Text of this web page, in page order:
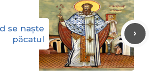
se naște
păcatul